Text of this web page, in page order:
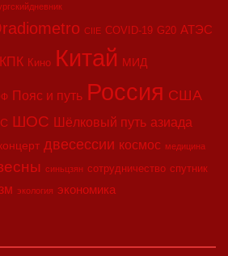
CIIE COVID-19 G20 АТЭС
КПК Кино Китай МИД
Пояс и путь Россия США
ШОС Шёлковый путь азиада
двесессии космос медицина
синьцзян сотрудничество спутник
экология экономика